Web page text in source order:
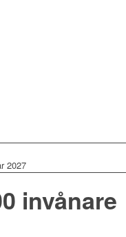
2027
invånare